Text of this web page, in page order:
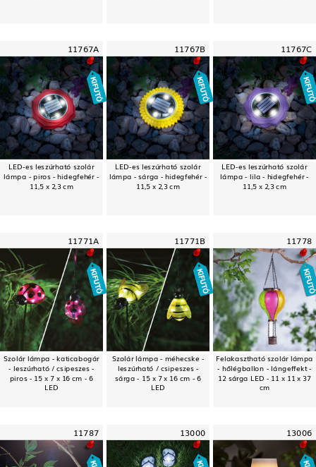
11767A
LED-es leszúrható szolár
lámpa - piros - hidegfehér -
11,5 x 2,3 cm
11767B
LED-es leszúrható szolár
lámpa - sárga - hidegfehér -
11,5 x 2,3 cm
11767C
LED-es leszúrható szolár
lámpa - lila - hidegfehér -
11,5 x 2,3 cm
11771A
Szolár lámpa - katicabogár
- leszúrható / csipeszes -
piros - 15 x 7 x 16 cm - 6
LED
11771B
Szolár lámpa - méhecske -
leszúrható / csipeszes -
sárga - 15 x 7 x 16 cm - 6
LED
11778
Felakasztható szolár lámpa
- hőlégballon - lángeffekt -
12 sárga LED - 11 x 11 x 37
cm
11787 13000 13006